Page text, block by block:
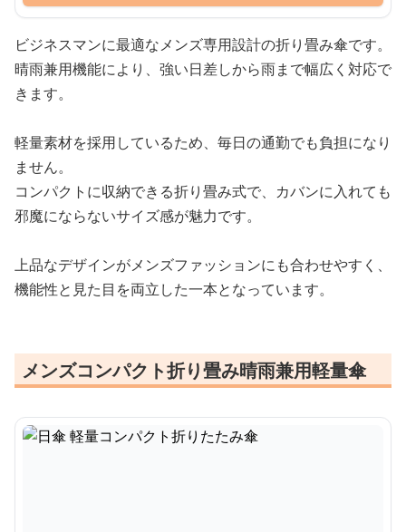
ビジネスマンに最適なメンズ専用設計の折り畳み傘です。
晴雨兼用機能により、強い日差しから雨まで幅広く対応で
きます。
軽量素材を採用しているため、毎日の通勤でも負担になり
ません。
コンパクトに収納できる折り畳み式で、カバンに入れても
邪魔にならないサイズ感が魅力です。
上品なデザインがメンズファッションにも合わせやすく、
機能性と見た目を両立した一本となっています。
メンズコンパクト折り畳み晴雨兼用軽量傘